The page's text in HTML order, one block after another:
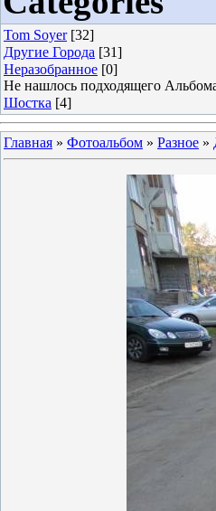
Tom Soyer [32]
Другие Города [31]
Неразобранное [0]
Не нашлось подходящего
Шостка [4]
Главная » Фотоальбом » Разное »